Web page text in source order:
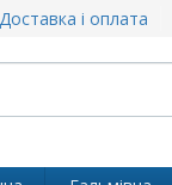
Доставка і оплата